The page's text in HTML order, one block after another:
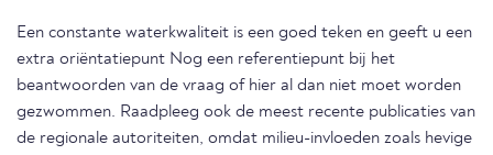
Een constante waterkwaliteit is een goed teken en geeft u een
extra oriëntatiepunt Nog een referentiepunt bij het
beantwoorden van de vraag of hier al dan niet moet worden
gezwommen. Raadpleeg ook de meest recente publicaties van
de regionale autoriteiten, omdat milieu-invloeden zoals hevige